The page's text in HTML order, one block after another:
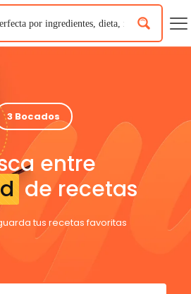
3 Bocados
entre
de recetas
tus recetas favoritas